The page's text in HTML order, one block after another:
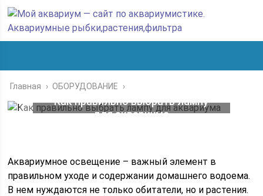
Главная › ОБОРУДОВАНИЕ ›
Как правильно выбрать лампу
для аквариума
Аквариумное освещение – важный элемент в
правильном уходе и содержании домашнего водоема.
В нем нуждаются не только обитатели, но и растения.